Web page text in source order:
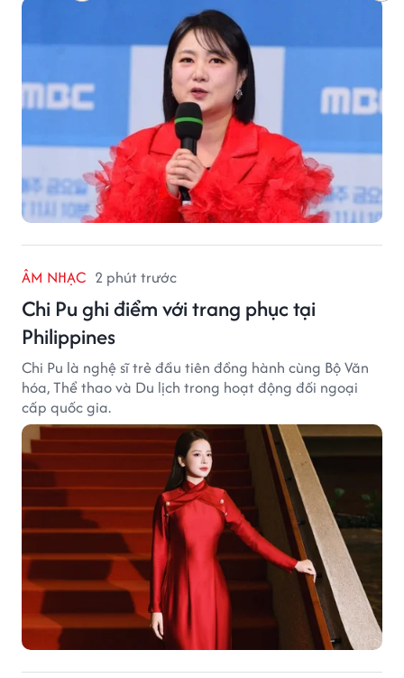
ÂM NHẠC 2 phút trước
Chi Pu ghi điểm với trang phục tại
Philippines
Chi Pu là nghệ sĩ trẻ đầu tiên đồng hành cùng Bộ Văn
hóa, Thể thao và Du lịch trong hoạt động đối ngoại
cấp quốc gia.